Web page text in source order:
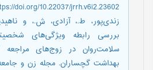
doi.org/10.22037/jrrh.v6i2.23602
بررسی رابطه ویژگی‌‌های
سلامت‌‌روان در زوج‌‌های مراجعه
بهداشت گچساران. مجله زن و